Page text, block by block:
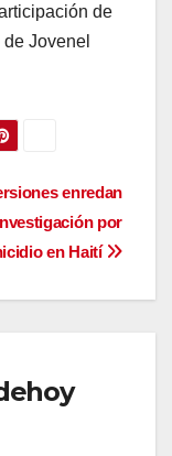
de
Jovenel
enredan
por
en Haití